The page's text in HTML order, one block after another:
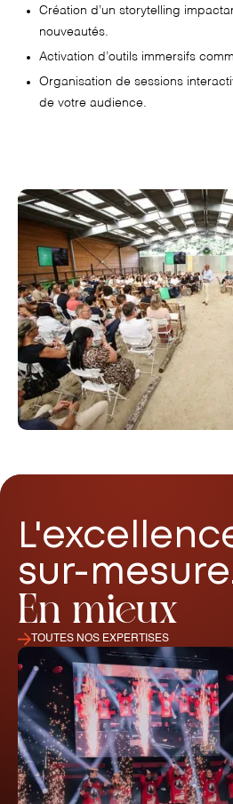
Création d’un storytelling
nouveautés.
Activation d’outils immersifs
Organisation de sessions
de votre audience.
sur-
En mieux
TOUTES NOS EXPERTISES